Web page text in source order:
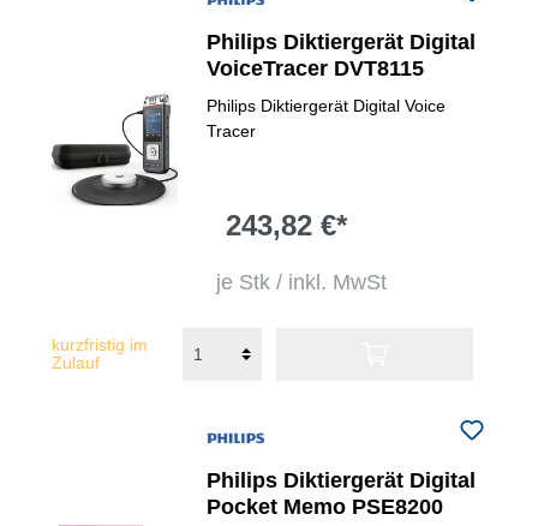
Philips Diktiergerät Digital
VoiceTracer DVT8115
Philips Diktiergerät Digital Voice
Tracer
243,82 €*
je Stk / inkl. MwSt
kurzfristig im
Zulauf
Philips Diktiergerät Digital
Pocket Memo PSE8200